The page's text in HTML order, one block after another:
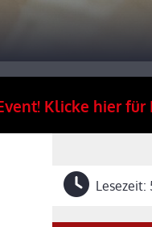
Klicke hier für
Lesezeit: